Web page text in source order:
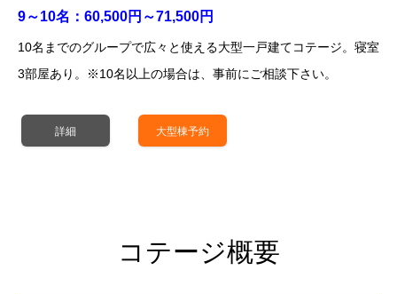
9～10名：60,500円～71,500円
10名までのグループで広々と使える大型一戸建てコテージ。寝室
3部屋あり。※10名以上の場合は、事前にご相談下さい。
詳細 大型棟予約
コテージ概要